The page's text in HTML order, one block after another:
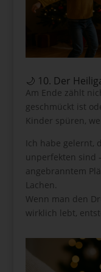
🌙 10. Der
Am Ende zählt
geschmückt ist
Kinder spüren,
Ich habe gelernt,
unperfekten sind
angebranntem
Lachen.
Wenn man den
wirklich lebt,